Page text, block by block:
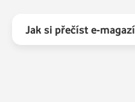
Jak si přečíst e-